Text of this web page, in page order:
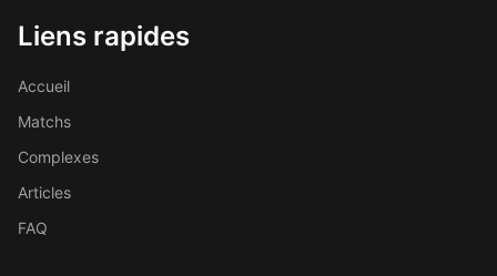
Liens rapides
Accueil
Matchs
Complexes
Articles
FAQ